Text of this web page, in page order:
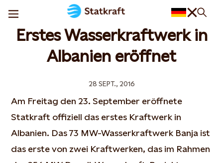
Erstes Wasserkraftwerk in
Albanien eröffnet
28 SEPT., 2016
Am Freitag den 23. September eröffnete
Statkraft offiziell das erstes Kraftwerk in
Albanien. Das 73 MW-Wasserkraftwerk Banja ist
das erste von zwei Kraftwerken, das im Rahmen